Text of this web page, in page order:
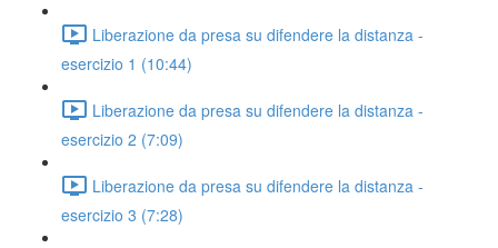
Liberazione da presa su difendere la distanza -
esercizio 1 (10:44)
Liberazione da presa su difendere la distanza -
esercizio 2 (7:09)
Liberazione da presa su difendere la distanza -
esercizio 3 (7:28)